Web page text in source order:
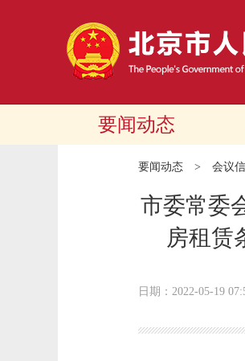
要闻动态
要闻动态 > 会议
市委常委
房租赁
日期：2022-05-19